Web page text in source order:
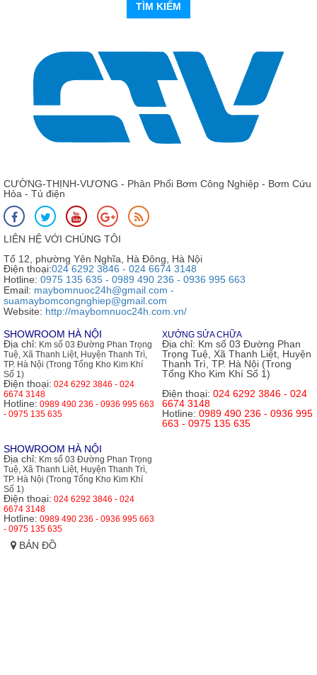
TÌM KIẾM
CƯỜNG-THỊNH-VƯƠNG - Phân Phối Bơm Công Nghiệp - Bơm Cứu
Hỏa - Tủ điện
LIÊN HỆ VỚI CHÚNG TÔI
Tổ 12, phường Yên Nghĩa, Hà Đông, Hà Nội
Điện thoại:024 6292 3846 - 024 6674 3148
Hotline: 0975 135 635 - 0989 490 236 - 0936 995 663
Email: maybomnuoc24h@gmail.com -
suamaybomcongnghiep@gmail.com
Website: http://maybomnuoc24h.com.vn/
SHOWROOM HÀ NỘI
Địa chỉ: Km số 03 Đường Phan Trọng
Tuệ, Xã Thanh Liệt, Huyện Thanh Trì,
TP. Hà Nội (Trong Tổng Kho Kim Khí
Số 1)
Điện thoại: 024 6292 3846 - 024
6674 3148
Hotline: 0989 490 236 - 0936 995 663
- 0975 135 635
XƯỞNG SỬA CHỮA
Địa chỉ: Km số 03 Đường Phan
Trọng Tuệ, Xã Thanh Liệt, Huyện
Thanh Trì, TP. Hà Nội (Trong
Tổng Kho Kim Khí Số 1)
Điện thoại: 024 6292 3846 - 024
6674 3148
Hotline: 0989 490 236 - 0936 995
663 - 0975 135 635
SHOWROOM HÀ NỘI
Địa chỉ: Km số 03 Đường Phan Trọng
Tuệ, Xã Thanh Liệt, Huyện Thanh Trì,
TP. Hà Nội (Trong Tổng Kho Kim Khí
Số 1)
Điện thoại: 024 6292 3846 - 024
6674 3148
Hotline: 0989 490 236 - 0936 995 663
- 0975 135 635
BẢN ĐỒ